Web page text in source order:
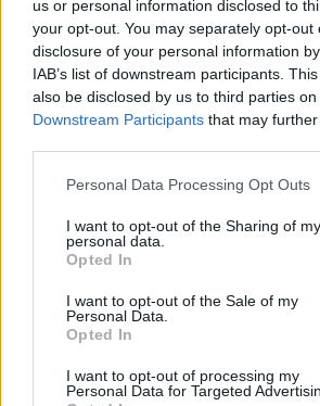
us or personal information disclosed to
your opt-out. You may separately opt-out
disclosure of your personal information
IAB’s list of downstream participants.
also be disclosed by us to third parties on
Downstream Participants that may
Personal Data Processing Opt Outs
I want to opt-out of the Sharing of my
personal data.
Opted In
I want to opt-out of the Sale of my
Personal Data.
Opted In
I want to opt-out of processing my
Personal Data for Targeted
szabályozó hatóság összesen mintegy
csökkentette...
KEDVES OLVASÓNK!
A keresett cikk a portfolio.hu
tartozik, melynek olvasása
Az előfizetés a következőket
Portfolio.hu teljes cikkarchívum
Kötéslisták: BÉT elmúlt 2 év
kötéslistái
Előfizetés